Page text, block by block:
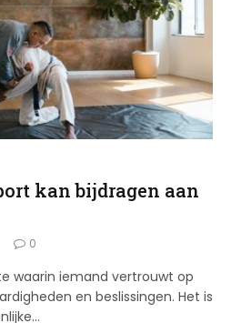
kan bijdragen aan
0
waarin iemand vertrouwt op
en beslissingen. Het is